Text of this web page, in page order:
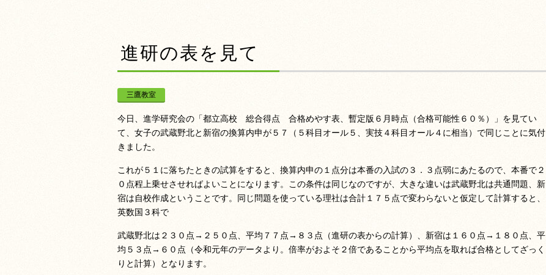
進研の表を見て
三鷹教室
今日、進学研究会の「都立高校 総合得点 合格めやす表、暫定版６月時点（合格可能性６０％）」を見てい
て、女子の武蔵野北と新宿の換算内申が５７（５科目オール５、実技４科目オール４に相当）で同じことに気付
きました。
これが５１に落ちたときの試算をすると、換算内申の１点分は本番の入試の３．３点弱にあたるので、本番で２
０点程上乗せさせればよいことになります。この条件は同じなのですが、大きな違いは武蔵野北は共通問題、新
宿は自校作成ということです。同じ問題を使っている理社は合計１７５点で変わらないと仮定して計算すると、
英数国３科で
武蔵野北は２３０点→２５０点、平均７７点→８３点（進研の表からの計算）、新宿は１６０点→１８０点、平
均５３点→６０点（令和元年のデータより。倍率がおよそ２倍であることから平均点を取れば合格としてざっく
りと計算）となります。